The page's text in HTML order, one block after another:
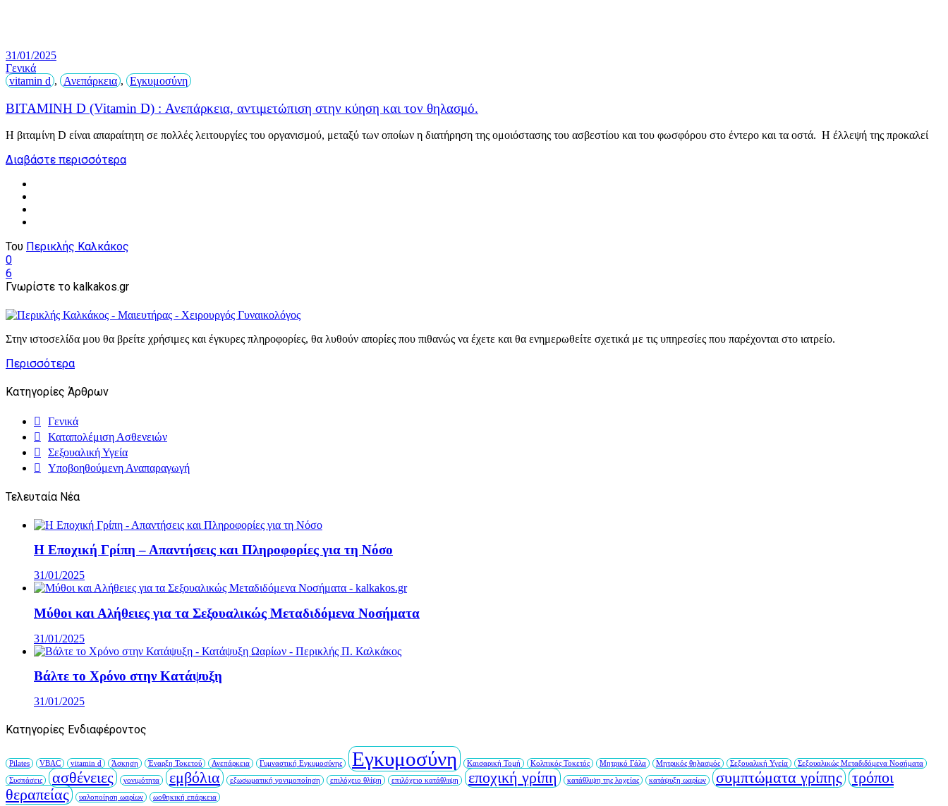
31/01/2025
Γενικά
vitamin d , Ανεπάρκεια , Εγκυμοσύνη
ΒΙΤΑΜΙΝΗ D (Vitamin D) : Ανεπάρκεια, αντιμετώπιση στην κύηση και τον θηλασμό.
Η βιταμίνη D είναι απαραίτητη σε πολλές λειτουργίες του οργανισμού, μεταξύ των οποίων η διατήρηση της ομοιόστασης του ασβεστίου και του φωσφόρου στο έντερο και τα οστά. Η έλλεψή της προκαλεί
Διαβάστε περισσότερα
Του Περικλής Καλκάκος
0
6
Γνωρίστε το kalkakos.gr
Στην ιστοσελίδα μου θα βρείτε χρήσιμες και έγκυρες πληροφορίες, θα λυθούν απορίες που πιθανώς να έχετε και θα ενημερωθείτε σχετικά με τις υπηρεσίες που παρέχονται στο ιατρείο.
Περισσότερα
Κατηγορίες Άρθρων
Γενικά
Καταπολέμιση Ασθενειών
Σεξουαλική Υγεία
Υποβοηθούμενη Αναπαραγωγή
Τελευταία Νέα
Η Εποχική Γρίπη – Απαντήσεις και Πληροφορίες για τη Νόσο
31/01/2025
Μύθοι και Αλήθειες για τα Σεξουαλικώς Μεταδιδόμενα Νοσήματα
31/01/2025
Βάλτε το Χρόνο στην Κατάψυξη
31/01/2025
Κατηγορίες Ενδιαφέροντος
Pilates VBAC vitamin d Άσκηση Έναρξη Τοκετού Ανεπάρκεια Γυμναστική Εγκυμοσύνης Εγκυμοσύνη Καισαρική Τομή Κολπικός Τοκετός Μητρικό Γάλα Μητρικός θηλασμός Σεξουαλική Υγεία Σεξουαλικώς Μεταδιδόμενα Νοσήματα
Συσπάσεις ασθένειες γονιμότητα εμβόλια εξωσωματική γονιμοποίηση επιλόχειο θλίψη επιλόχειο κατάθλιψη εποχική γρίπη κατάθλιψη της λοχείας κατάψυξη ωαρίων συμπτώματα γρίπης
τρόποι
θεραπείας
υαλοποίηση ωαρίων ωοθηκική επάρκεια